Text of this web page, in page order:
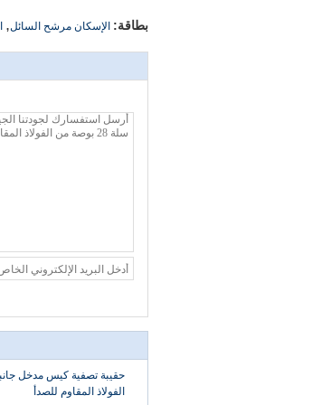
بطاقة: الإسكان مرشح السائل,
الفولاذ المقاوم للصدأ